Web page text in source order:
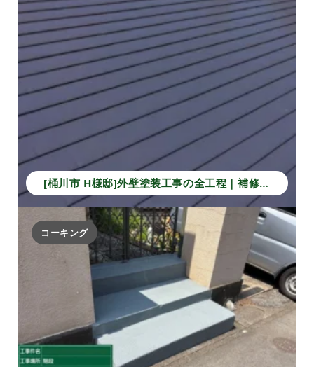
[桶川市 H様邸]外壁塗装工事の全工程｜補修から仕上げで長持ちする住まいへ！
コーキング